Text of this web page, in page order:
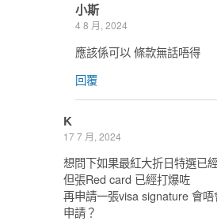
小斯
4 8 月, 2024
應該係可以 條款無話唔得
回覆
K
17 7 月, 2024
想問下如果最紅大折日特選已
但張Red card 已經打爆咗
再申請一張visa signature 會
申請？